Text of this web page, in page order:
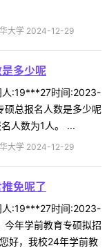
大学 2024-12-29
多少呢
人:19***27时间:2023-
总报名人数是多少呢
人数为1人。 ...
大学 2024-12-29
免呢了
人:19***27时间:2023-
年学前教育专硕拟招
好，我校24年学前教